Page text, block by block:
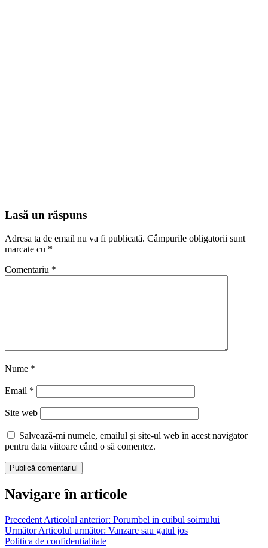
Lasă un răspuns
Adresa ta de email nu va fi publicată. Câmpurile obligatorii sunt
marcate cu *
Comentariu *
Nume *
Email *
Site web
Salvează-mi numele, emailul și site-ul web în acest navigator
pentru data viitoare când o să comentez.
Navigare în articole
Precedent Articolul anterior: Porumbel in cuibul soimului
Următor Articolul următor: Vanzare sau gatul jos
Politica de confidentialitate